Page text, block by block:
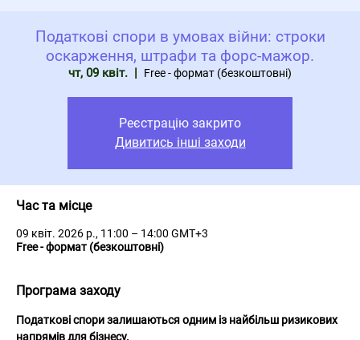
Податкові спори в умовах війни: строки
оскарження, штрафи та форс-мажор.
чт, 09 квіт.
  |
Free - формат (безкоштовні)
Реєстрацію закрито
Дивитись інші заходи
Час та місце
09 квіт. 2026 р., 11:00 – 14:00 GMT+3
Free - формат (безкоштовні)
Програма заходу
Податкові спори залишаються одним із найбільш ризикових
напрямів для бізнесу.